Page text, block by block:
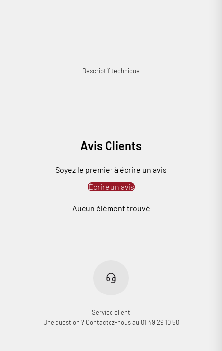
Cobra a aimé : encore un coup de maître signé AKG !
Descriptif technique
Avis Clients
Soyez le premier à écrire un avis
Écrire un avis
Aucun élément trouvé
Service client
Une question ? Contactez-nous au 01 49 29 10 50
Se connecter